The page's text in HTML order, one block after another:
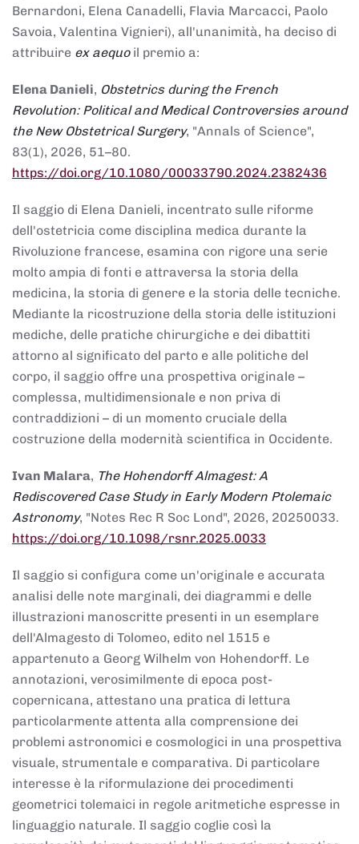
Bernardoni, Elena Canadelli, Flavia Marcacci, Paolo
Savoia, Valentina Vignieri), all'unanimità, ha deciso di
attribuire ex aequoil premio a:
Elena Danieli, Obstetrics during the French
Revolution: Political and Medical Controversies around
the New Obstetrical Surgery, "Annals of Science",
83(1), 2026, 51–80.
https://doi.org/10.1080/00033790.2024.2382436
Il saggio di Elena Danieli, incentrato sulle riforme
dell'ostetricia come disciplina medica durante la
Rivoluzione francese, esamina con rigore una serie
molto ampia di fonti e attraversa la storia della
medicina, la storia di genere e la storia delle tecniche.
Mediante la ricostruzione della storia delle istituzioni
mediche, delle pratiche chirurgiche e dei dibattiti
attorno al significato del parto e alle politiche del
corpo, il saggio offre una prospettiva originale –
complessa, multidimensionale e non priva di
contraddizioni – di un momento cruciale della
costruzione della modernità scientifica in Occidente.
Ivan Malara, The Hohendorff Almagest: A
Rediscovered Case Study in Early Modern Ptolemaic
Astronomy, "Notes Rec R Soc Lond", 2026, 20250033.
https://doi.org/10.1098/rsnr.2025.0033
Il saggio si configura come un'originale e accurata
analisi delle note marginali, dei diagrammi e delle
illustrazioni manoscritte presenti in un esemplare
dell'Almagesto di Tolomeo, edito nel 1515 e
appartenuto a Georg Wilhelm von Hohendorff. Le
annotazioni, verosimilmente di epoca post-
copernicana, attestano una pratica di lettura
particolarmente attenta alla comprensione dei
problemi astronomici e cosmologici in una prospettiva
visuale, strumentale e comparativa. Di particolare
interesse è la riformulazione dei procedimenti
geometrici tolemaici in regole aritmetiche espresse in
linguaggio naturale. Il saggio coglie così la